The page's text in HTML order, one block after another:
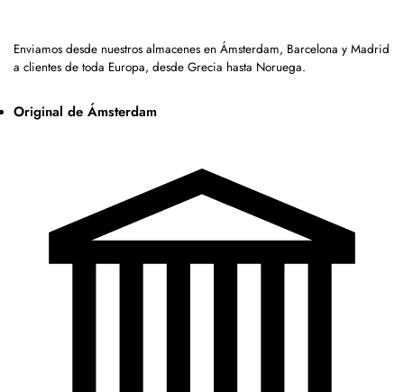
Enviamos desde nuestros almacenes en Ámsterdam, Barcelona y Madrid
a clientes de toda Europa, desde Grecia hasta Noruega.
Original de Ámsterdam